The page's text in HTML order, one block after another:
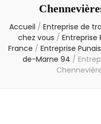
Accueil / Entreprise de
chez vous / Entreprise
France / Entreprise
de-Marne 94 /